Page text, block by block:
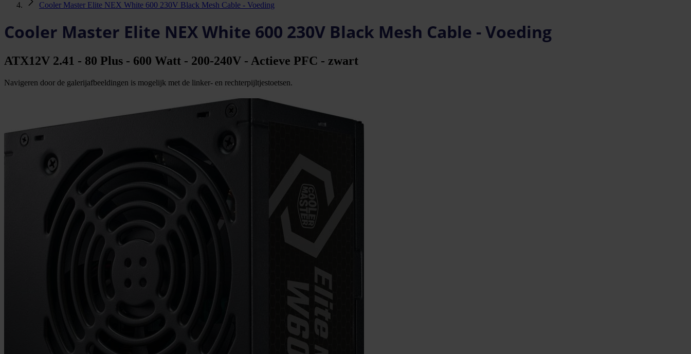
Cooler Master Elite NEX White 600 230V Black Mesh Cable - Voeding
Cooler Master Elite NEX White 600 230V Black Mesh Cable - Voeding
ATX12V 2.41 - 80 Plus - 600 Watt - 200-240V - Actieve PFC - zwart
Navigeren door de galerijafbeeldingen is mogelijk met de linker- en rechterpijltjestoetsen.